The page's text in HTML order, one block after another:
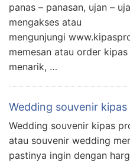
panas – panasan, ujan –
mengakses atau
mengunjungi
memesan atau order
menarik, …
Wedding souvenir
Wedding souvenir kipas
atau souvenir wedding
pastinya ingin dengan